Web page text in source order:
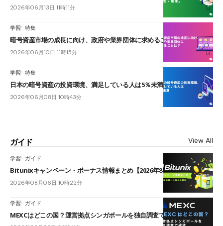
2026年06月13日 11時11分
学習 特集
暗号資産市場の成長に向け、政府や業界団体に求めることは？
2026年06月10日 11時15分
学習 特集
日本の暗号資産の投資環境、満足している人は5％未満
2026年06月08日 10時43分
ガイド View All
学習 ガイド
Bitunixキャンペーン・ボーナス情報まとめ【2026年8月最新】
2026年08月06日 10時22分
学習 ガイド
MEXCはどこの国？運営拠点シンガポールを独自調査で確認